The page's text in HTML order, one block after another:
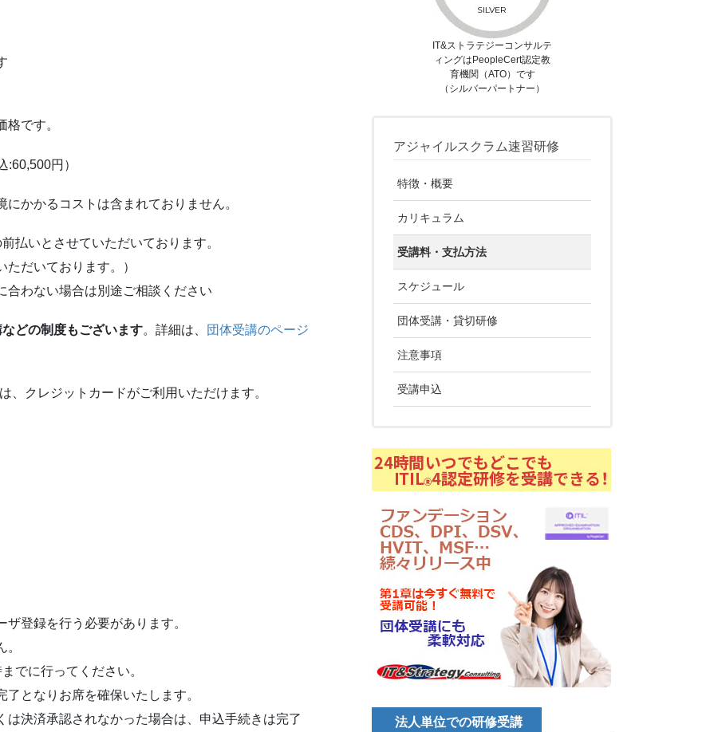
です。
:60,500円）
かかるコストは含まれておりません。
払いとさせていただいております。
ただいております。）
わない場合は別途ご相談ください
どの制度もございます。詳細は、
団体受講のページ
クレジットカードがご利用いただけます。
登録を行う必要があります。
でに行ってください。
となりお席を確保いたします。
は決済承認されなかった場合は、申込手続きは完了
IT&ストラテジーコンサルテ
ィングはPeopleCert認定教
育機関（ATO）です
（シルバーパートナー）
アジャイルスクラム速習研修
特徴・概要
カリキュラム
受講料・支払方法
スケジュール
団体受講・貸切研修
注意事項
受講申込
法人単位での研修受講